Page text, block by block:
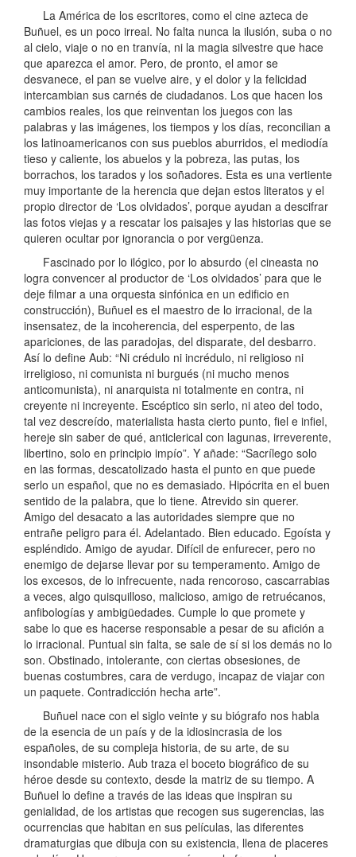
La América de los escritores, como el cine azteca de
Buñuel, es un poco irreal. No falta nunca la ilusión, suba o no
al cielo, viaje o no en tranvía, ni la magia silvestre que hace
que aparezca el amor. Pero, de pronto, el amor se
desvanece, el pan se vuelve aire, y el dolor y la felicidad
intercambian sus carnés de ciudadanos. Los que hacen los
cambios reales, los que reinventan los juegos con las
palabras y las imágenes, los tiempos y los días, reconcilian a
los latinoamericanos con sus pueblos aburridos, el mediodía
tieso y caliente, los abuelos y la pobreza, las putas, los
borrachos, los tarados y los soñadores. Esta es una vertiente
muy importante de la herencia que dejan estos literatos y el
propio director de ‘Los olvidados’, porque ayudan a descifrar
las fotos viejas y a rescatar los paisajes y las historias que se
quieren ocultar por ignorancia o por vergüenza.
Fascinado por lo ilógico, por lo absurdo (el cineasta no
logra convencer al productor de ‘Los olvidados’ para que le
deje filmar a una orquesta sinfónica en un edificio en
construcción), Buñuel es el maestro de lo irracional, de la
insensatez, de la incoherencia, del esperpento, de las
apariciones, de las paradojas, del disparate, del desbarro.
Así lo define Aub: “Ni crédulo ni incrédulo, ni religioso ni
irreligioso, ni comunista ni burgués (ni mucho menos
anticomunista), ni anarquista ni totalmente en contra, ni
creyente ni increyente. Escéptico sin serlo, ni ateo del todo,
tal vez descreído, materialista hasta cierto punto, fiel e infiel,
hereje sin saber de qué, anticlerical con lagunas, irreverente,
libertino, solo en principio impío”. Y añade: “Sacrílego solo
en las formas, descatolizado hasta el punto en que puede
serlo un español, que no es demasiado. Hipócrita en el buen
sentido de la palabra, que lo tiene. Atrevido sin querer.
Amigo del desacato a las autoridades siempre que no
entrañe peligro para él. Adelantado. Bien educado. Egoísta y
espléndido. Amigo de ayudar. Difícil de enfurecer, pero no
enemigo de dejarse llevar por su temperamento. Amigo de
los excesos, de lo infrecuente, nada rencoroso, cascarrabias
a veces, algo quisquilloso, malicioso, amigo de retruécanos,
anfibologías y ambigüedades. Cumple lo que promete y
sabe lo que es hacerse responsable a pesar de su afición a
lo irracional. Puntual sin falta, se sale de sí si los demás no lo
son. Obstinado, intolerante, con ciertas obsesiones, de
buenas costumbres, cara de verdugo, incapaz de viajar con
un paquete. Contradicción hecha arte”.
Buñuel nace con el siglo veinte y su biógrafo nos habla
de la esencia de un país y de la idiosincrasia de los
españoles, de su compleja historia, de su arte, de su
insondable misterio. Aub traza el boceto biográfico de su
héroe desde su contexto, desde la matriz de su tiempo. A
Buñuel lo define a través de las ideas que inspiran su
genialidad, de los artistas que recogen sus sugerencias, las
ocurrencias que habitan en sus películas, las diferentes
dramaturgias que dibuja con su existencia, llena de placeres